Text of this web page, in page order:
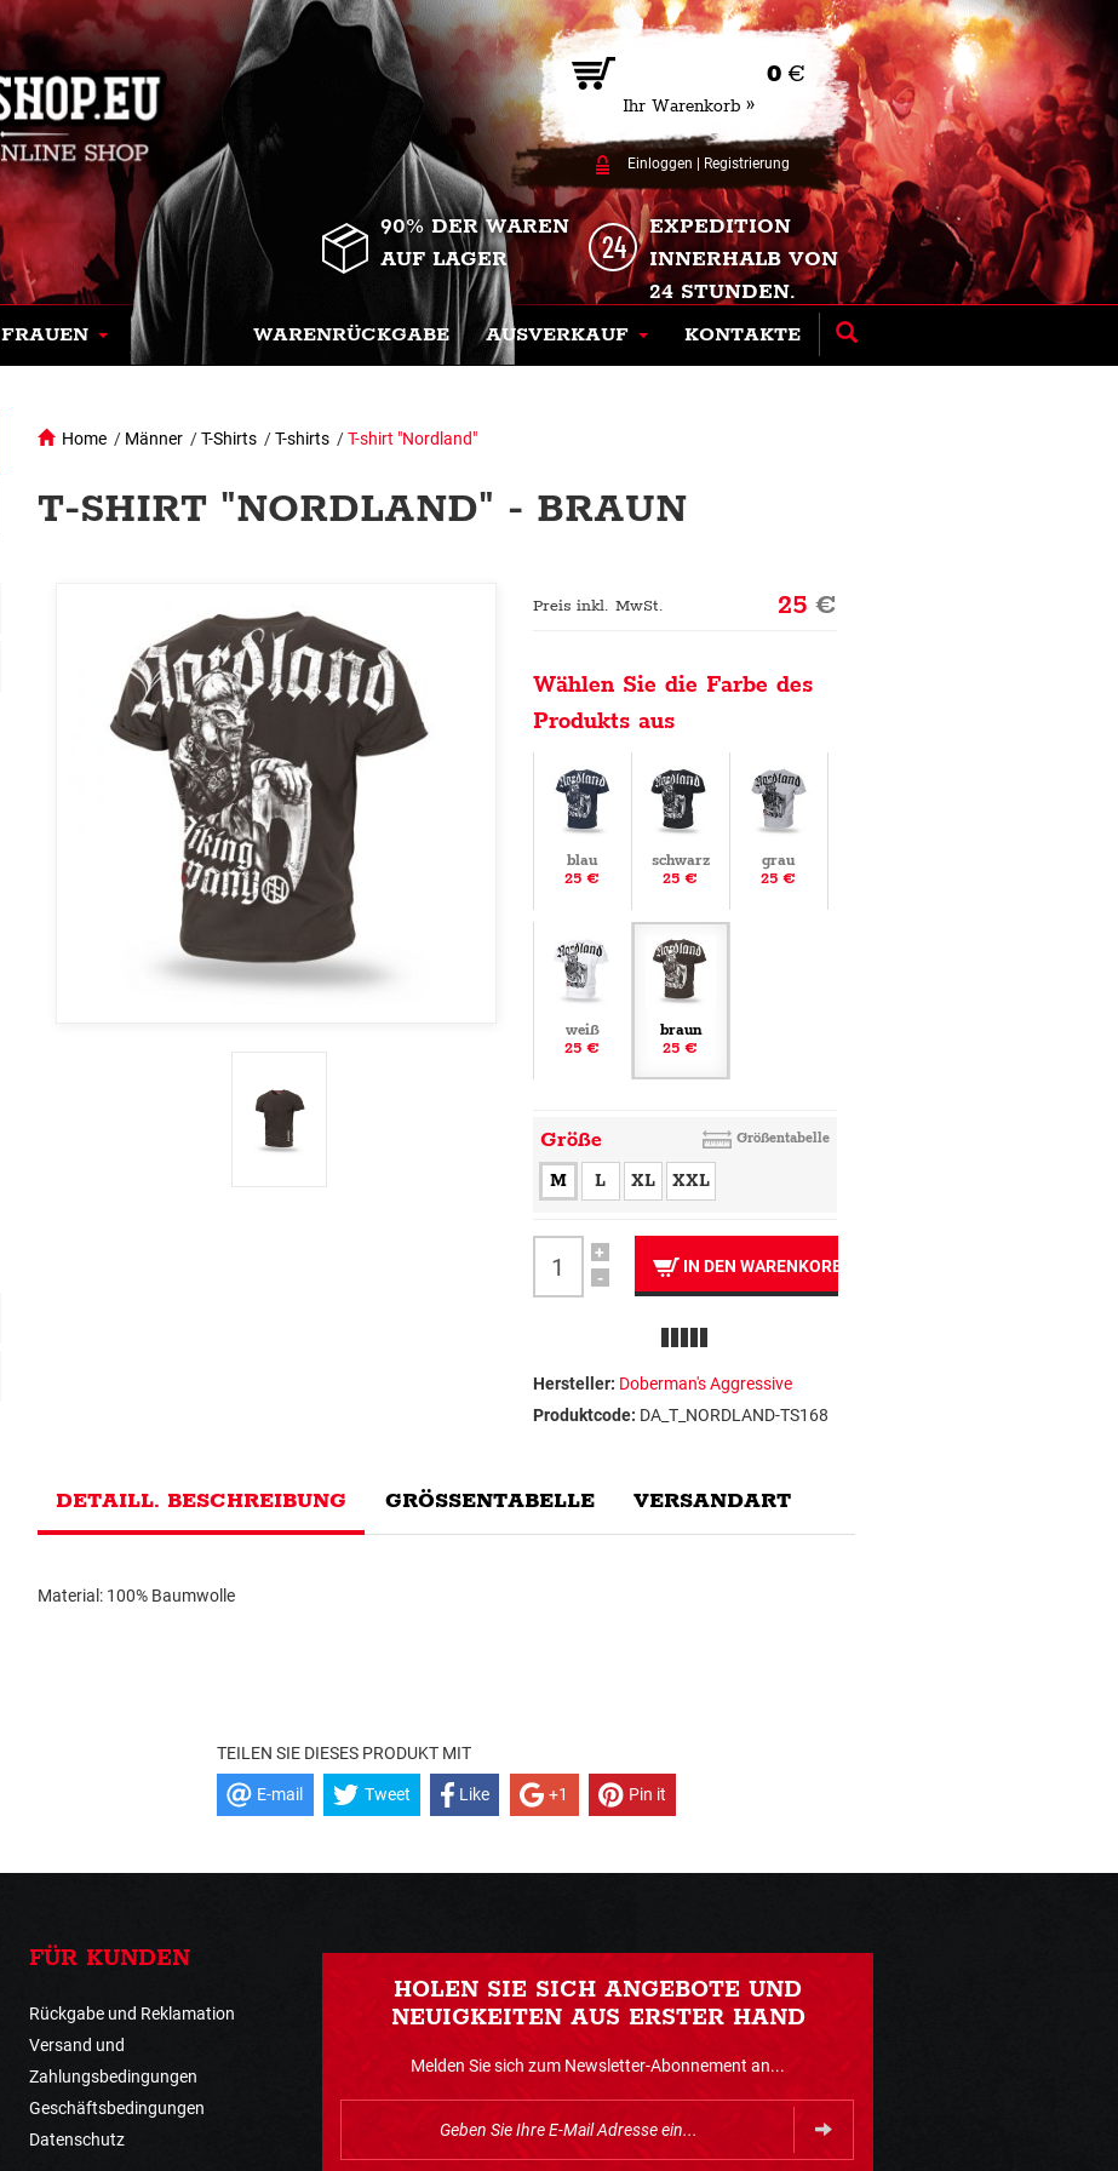
0 €
Ihr Warenkorb »
Einloggen Registrierung
90% DER WAREN
AUF LAGER
EXPEDITION
INNERHALB VON
24 STUNDEN.
FRAUEN WARENRÜCKGABE AUSVERKAUF KONTAKTE
Home / Männer /T-Shirts /T-shirts /T-shirt "Nordland"
T-SHIRT "NORDLAND" - BRAUN
Preis inkl. MwSt. 25€
Wählen Sie die Farbe des
Produkts aus
blau
25 €
schwarz
25 €
grau
25 €
weiß
25 €
braun
25 €
Größe Größentabelle
M L XL XXL
+
-
IN DEN WARENKORB
Hersteller: Doberman's Aggressive
Produktcode: DA_T_NORDLAND-TS168
DETAILL. BESCHREIBUNG GRÖSSENTABELLE VERSANDART
Material: 100% Baumwolle
TEILEN SIE DIESES PRODUKT MIT
E-mail Tweet Like +1 Pin it
FÜR KUNDEN
Rückgabe und Reklamation
Versand und
Zahlungsbedingungen
Geschäftsbedingungen
Datenschutz
HOLEN SIE SICH ANGEBOTE UND
NEUIGKEITEN AUS ERSTER HAND
Melden Sie sich zum Newsletter-Abonnement an...